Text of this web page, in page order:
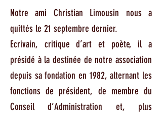
Notre ami Christian Limousin nous a
quittés le 21 septembre dernier.
Ecrivain, critique d’art et poète, il a
présidé à la destinée de notre association
depuis sa fondation en 1982, alternant les
fonctions de président, de membre du
Conseil d’Administration et, plus